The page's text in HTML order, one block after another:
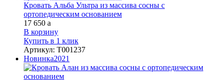
Кровать Альба Ультра из массива сосны с
ортопедическим основанием
17 650 a
В корзину
Купить в 1 клик
Артикул: Т001237
Новинка2021